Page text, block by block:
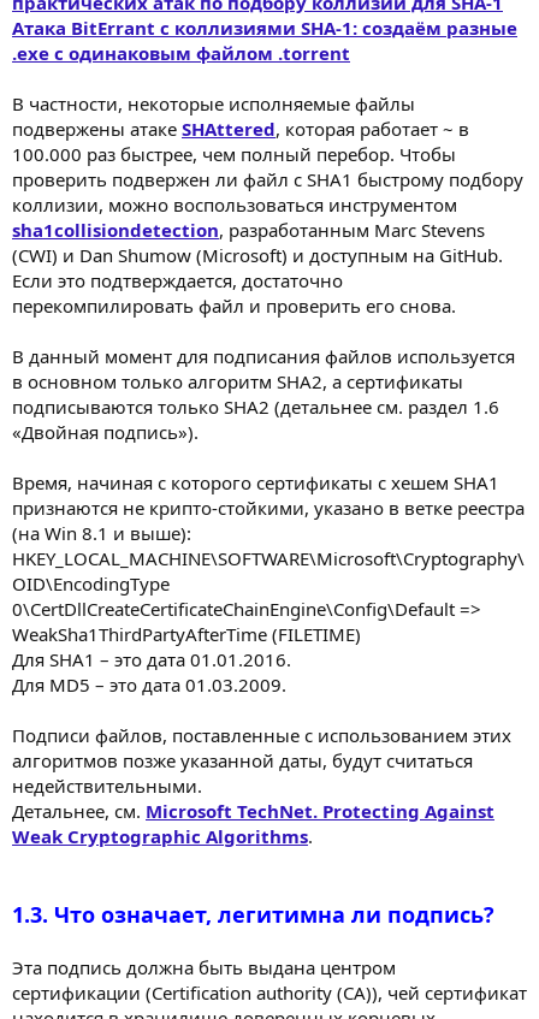
Атака BitErrant с коллизиями SHA-1: создаём разные
.exe с одинаковым файлом .torrent
В частности, некоторые исполняемые файлы
подвержены атаке SHAttered, которая работает ~ в
100.000 раз быстрее, чем полный перебор. Чтобы
проверить подвержен ли файл с SHA1 быстрому подбору
коллизии, можно воспользоваться инструментом
sha1collisiondetection, разработанным Marc Stevens
(CWI) и Dan Shumow (Microsoft) и доступным на GitHub.
Если это подтверждается, достаточно
перекомпилировать файл и проверить его снова.
В данный момент для подписания файлов используется
в основном только алгоритм SHA2, а сертификаты
подписываются только SHA2 (детальнее см. раздел 1.6
«Двойная подпись»).
Время, начиная с которого сертификаты с хешем SHA1
признаются не крипто-стойкими, указано в ветке реестра
(на Win 8.1 и выше):
HKEY_LOCAL_MACHINE\SOFTWARE\Microsoft\Cryptography\
OID\EncodingType
0\CertDllCreateCertificateChainEngine\Config\Default =>
WeakSha1ThirdPartyAfterTime (FILETIME)
Для SHA1 – это дата 01.01.2016.
Для MD5 – это дата 01.03.2009.
Подписи файлов, поставленные с использованием этих
алгоритмов позже указанной даты, будут считаться
недействительными.
Детальнее, см. Microsoft TechNet. Protecting Against
Weak Cryptographic Algorithms.
1.3. Что означает, легитимна ли подпись?
Эта подпись должна быть выдана центром
сертификации (Certification authority (CA)), чей сертификат